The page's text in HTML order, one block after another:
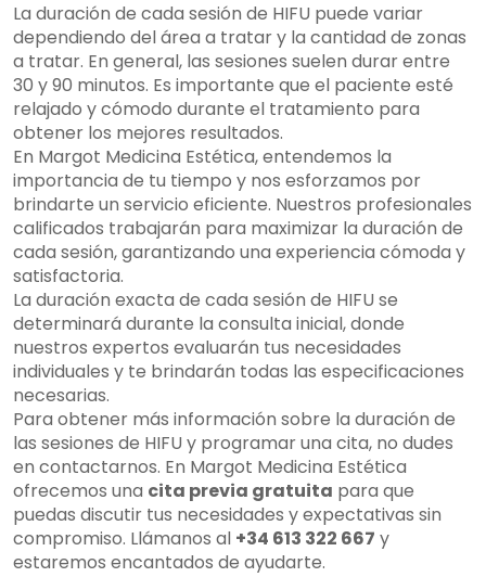
La duración de cada sesión de HIFU puede variar
dependiendo del área a tratar y la cantidad de zonas
a tratar. En general, las sesiones suelen durar entre
30 y 90 minutos. Es importante que el paciente esté
relajado y cómodo durante el tratamiento para
obtener los mejores resultados.
En Margot Medicina Estética, entendemos la
importancia de tu tiempo y nos esforzamos por
brindarte un servicio eficiente. Nuestros profesionales
calificados trabajarán para maximizar la duración de
cada sesión, garantizando una experiencia cómoda y
satisfactoria.
La duración exacta de cada sesión de HIFU se
determinará durante la consulta inicial, donde
nuestros expertos evaluarán tus necesidades
individuales y te brindarán todas las especificaciones
necesarias.
Para obtener más información sobre la duración de
las sesiones de HIFU y programar una cita, no dudes
en contactarnos. En Margot Medicina Estética
ofrecemos una cita previa gratuita para que
puedas discutir tus necesidades y expectativas sin
compromiso. Llámanos al +34 613 322 667 y
estaremos encantados de ayudarte.